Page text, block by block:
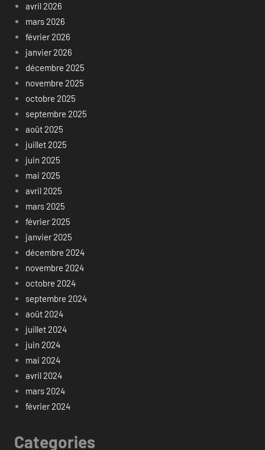
avril 2026
mars 2026
février 2026
janvier 2026
décembre 2025
novembre 2025
octobre 2025
septembre 2025
août 2025
juillet 2025
juin 2025
mai 2025
avril 2025
mars 2025
février 2025
janvier 2025
décembre 2024
novembre 2024
octobre 2024
septembre 2024
août 2024
juillet 2024
juin 2024
mai 2024
avril 2024
mars 2024
février 2024
Categories